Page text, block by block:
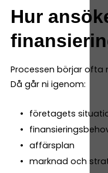
Hur
Processen börjar
Då går ni igenom:
företagets
affärsplan
marknad och